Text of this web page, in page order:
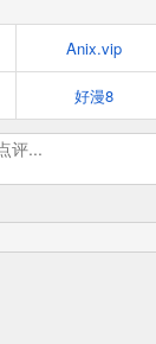
Anix.vip
好漫8